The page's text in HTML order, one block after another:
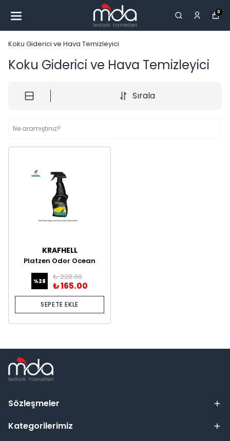
0
Koku Giderici ve Hava Temizleyici
Koku Giderici ve Hava Temizleyici
Sırala
KRAFHELL
Platzen Odor Ocean
Hava Aromatize Edici
500 ml
%28 ₺ 228.00
₺ 165.00
SEPETE EKLE
Sözleşmeler
Kategorilerimiz